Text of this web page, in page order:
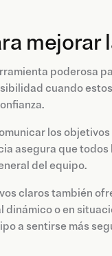
mejorar
poderosa
cuando
los
asegura que
del equipo.
claros también
o en
a sentirse más